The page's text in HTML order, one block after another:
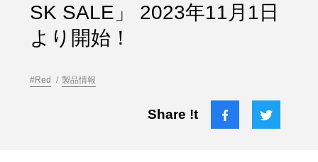
SK SALE」 2023年11⽉1⽇
より開始！
#Red 製品情報
Share !t